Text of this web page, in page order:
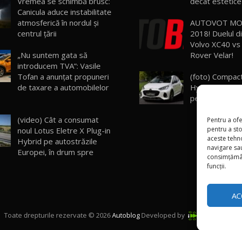
Pentru a
pentru a
aceste
navigare
funcții.
Canicula aduce instabilitate
atmosferică în nordul și
centrul țării
„Nu suntem gata să
introducem TVA”: Vasile
Tofan a anunțat propuneri
de taxare a automobilelor
(video) Cât a consumat
noul Lotus Eletre X Plug-in
Hybrid pe autostrăzile
Europei, în drum spre
AUTOVOT
2018! Duelul
Volvo XC40
Rover Velar!
(foto)
Hybrid a fost
pentru anul
Toate drepturile rezervate © 2026Autoblog Developed by